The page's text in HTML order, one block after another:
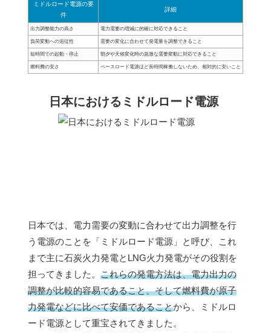
ミドルロード電源の要
件
詳細
出力調整能力の高さ 電力需要の増減に的確に対応できること
負荷変動への追従性 需要の変化に合わせて発電量を調整できること
短時間での起動・停止 朝夕や天候変化時の急激な需要変動に対応できること
燃料費の安さ ベースロード電源ほど長時間稼働しないため、相対的に安いこと
日本におけるミドルロード電源
日本では、電力需要の変動に合わせて出力調整を行
う電源のことを「ミドルロード電源」と呼び、これ
まで主に石炭火力発電とLNG火力発電がその役割を
担ってきました。 これらの発電方法は、電力出力の
調整が比較的容易であること、そして燃料費が原子
力発電などに比べて安価であることから、ミドルロ
ード電源として重宝されてきました。